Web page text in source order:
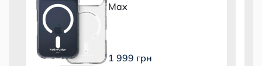
Max
1 999 грн